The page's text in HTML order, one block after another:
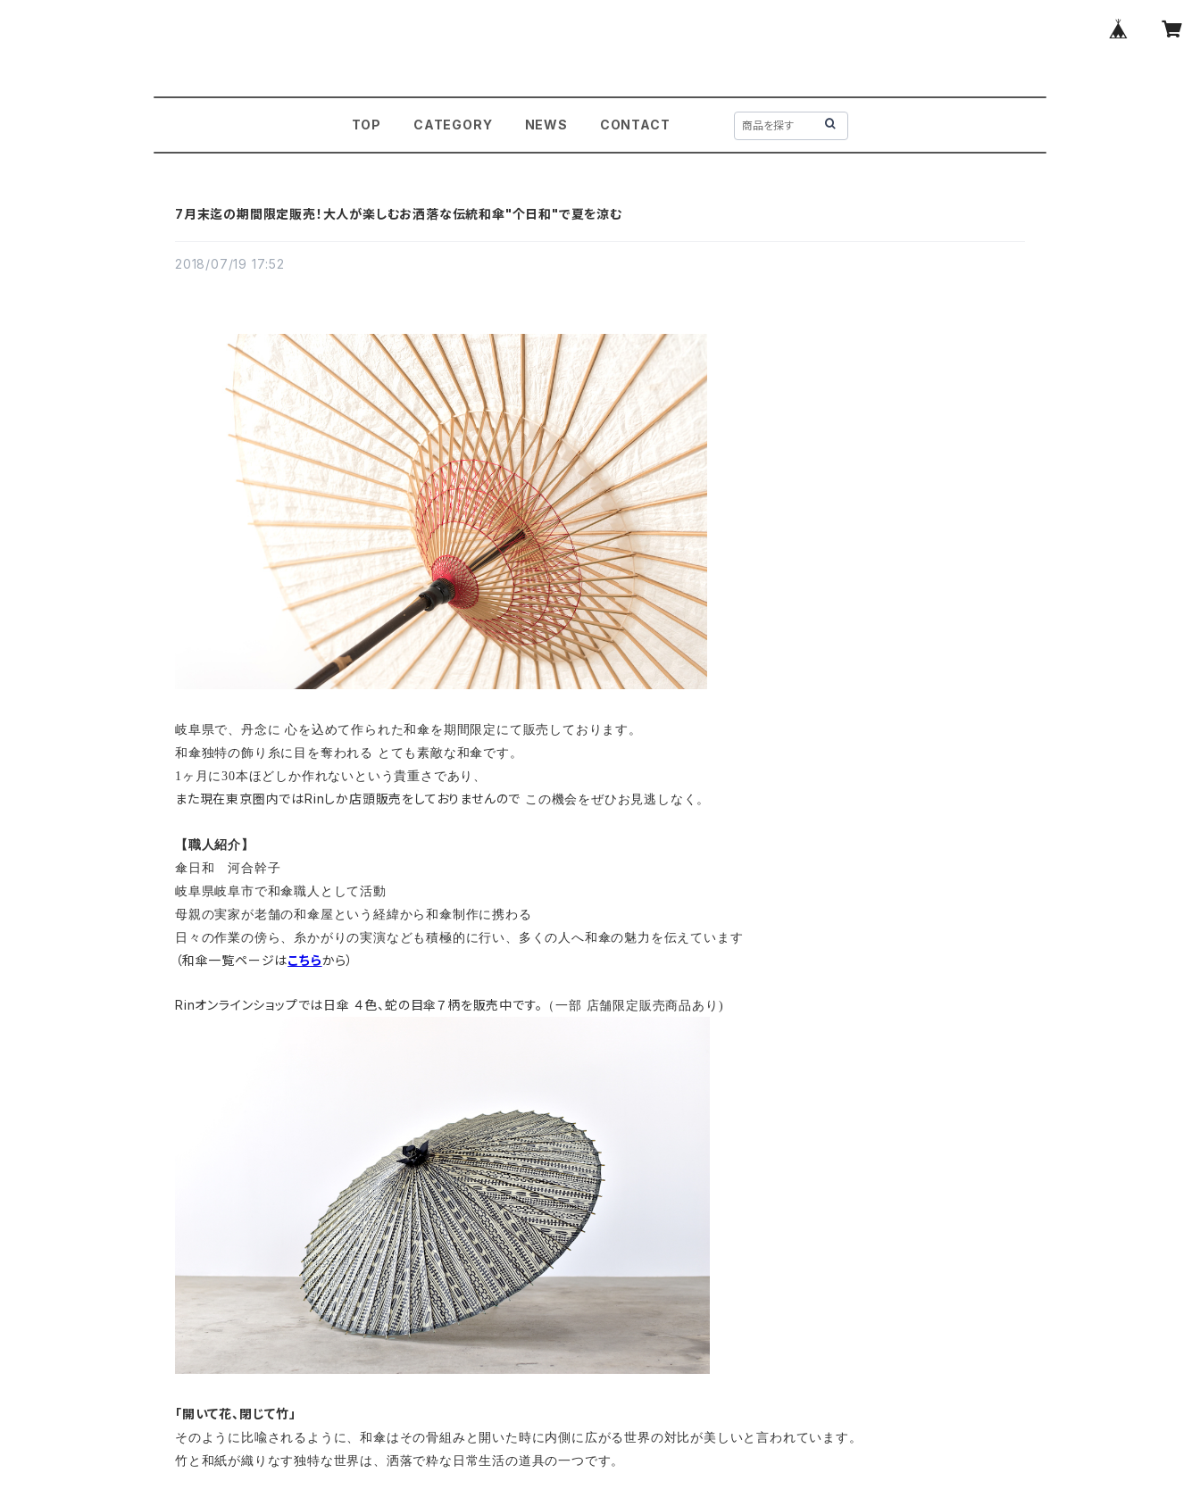
TOP CATEGORY NEWS CONTACT
7月末迄の期間限定販売！大人が楽しむお洒落な伝統和傘"个日和"で夏を涼む
2018/07/19 17:52
岐阜県で、丹念に 心を込めて作られた和傘を期間限定にて販売しております。
和傘独特の飾り糸に目を奪われる とても素敵な和傘です。
1ヶ月に30本ほどしか作れないという貴重さであり、
また現在東京圏内ではRinしか店頭販売をしておりませんので この機会をぜひお見逃しなく。
【職人紹介】
傘日和 河合幹子
岐阜県岐阜市で和傘職人として活動
母親の実家が老舗の和傘屋という経緯から和傘制作に携わる
日々の作業の傍ら、糸かがりの実演なども積極的に行い、多くの人へ和傘の魅力を伝えています
（和傘一覧ページはこちらから）
Rinオンラインショップでは日傘 ４色、蛇の目傘７柄を販売中です。 （一部 店舗限定販売商品あり)
「開いて花、閉じて竹」
そのように比喩されるように、和傘はその骨組みと開いた時に内側に広がる世界の対比が美しいと言われています。
竹と和紙が織りなす独特な世界は、洒落で粋な日常生活の道具の一つです。